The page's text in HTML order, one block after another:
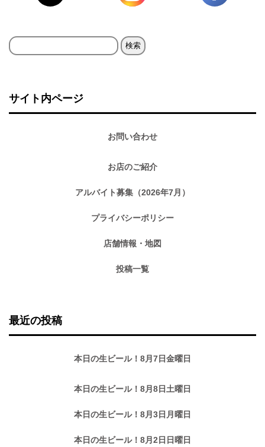
検
サイト内ページ
お問い合わせ
お店のご紹介
アルバイト募集（2026年7月）
プライバシーポリシー
店舗情報・地図
投稿一覧
最近の投稿
本日の生ビール！8月7日金曜日
本日の生ビール！8月8日土曜日
本日の生ビール！8月3日月曜日
本日の生ビール！8月2日日曜日